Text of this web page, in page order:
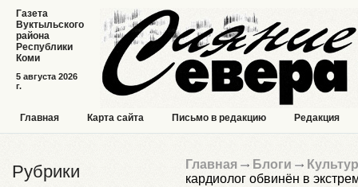
5 августа 2026
г.
Газета
Вуктыльского
района
Республики
Коми
Главная Карта сайта Письмо в редакцию Редакция
Рубрики Главная Блоги
кардиолог обвинён в